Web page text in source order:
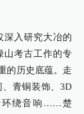
深入研究大冶的
山考古工作的专
的历史底蕴。走
青铜装饰、3D
环绕音响……楚